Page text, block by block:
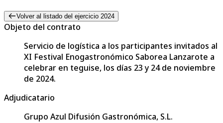
Volver al listado del ejercicio 2024
Objeto del contrato
Servicio de logística a los participantes invitados al
XI Festival Enogastronómico Saborea Lanzarote a
celebrar en teguise, los días 23 y 24 de noviembre
de 2024.
Adjudicatario
Grupo Azul Difusión Gastronómica, S.L.